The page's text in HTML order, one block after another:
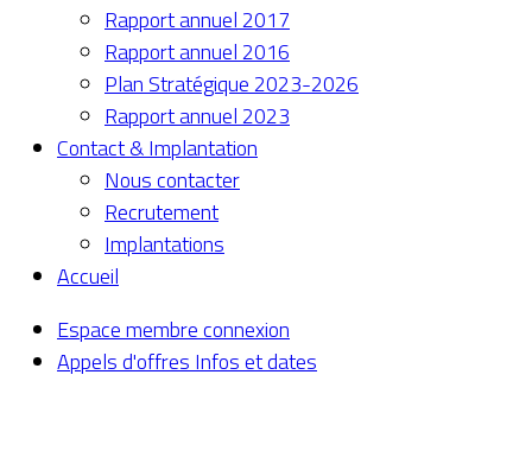
Rapport annuel 2017
Rapport annuel 2016
Plan Stratégique 2023-2026
Rapport annuel 2023
Contact & Implantation
Nous contacter
Recrutement
Implantations
Accueil
Espace membreconnexion
Appels d'offres Infos et dates